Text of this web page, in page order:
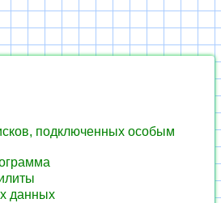
подключенных особым
данных